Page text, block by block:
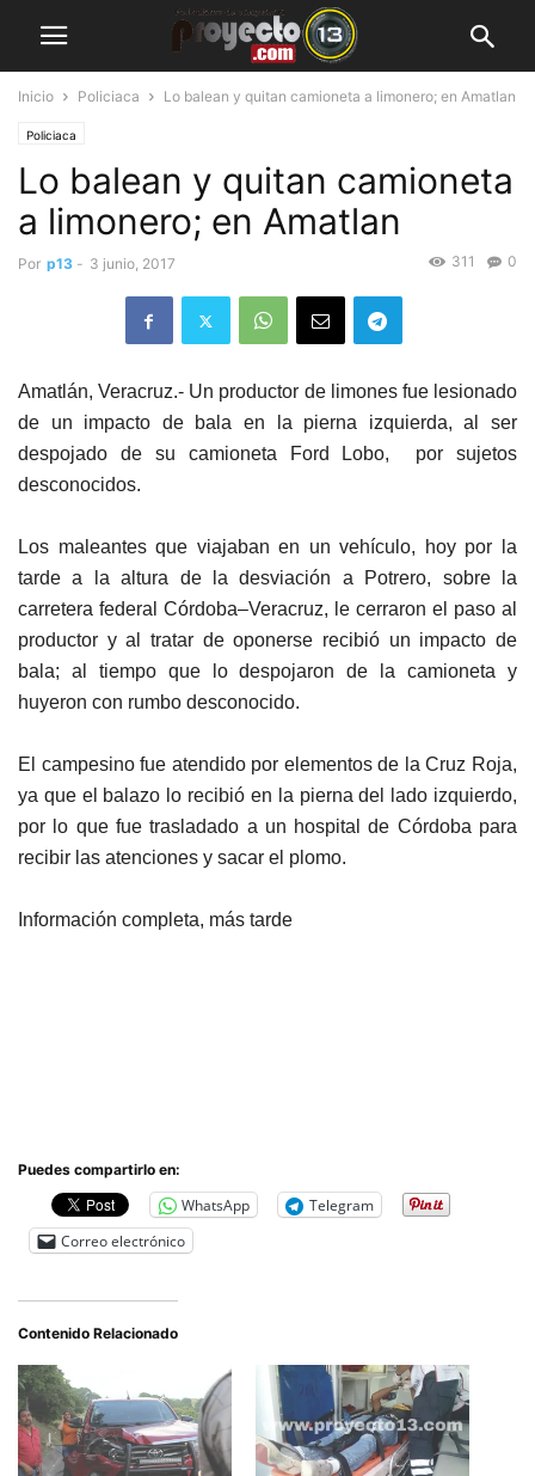
Inicio Policiaca Lo balean y quitan camioneta a limonero; en Amatlan
Policiaca
Lo balean y quitan camioneta
a limonero; en Amatlan
Por p13 - 3 junio, 2017 0
311
Amatlán, Veracruz.- Un productor de limones fue lesionado
de un impacto de bala en la pierna izquierda, al ser
despojado de su camioneta Ford Lobo, por sujetos
desconocidos.
Los maleantes que viajaban en un vehículo, hoy por la
tarde a la altura de la desviación a Potrero, sobre la
carretera federal Córdoba–Veracruz, le cerraron el paso al
productor y al tratar de oponerse recibió un impacto de
bala; al tiempo que lo despojaron de la camioneta y
huyeron con rumbo desconocido.
El campesino fue atendido por elementos de la Cruz Roja,
ya que el balazo lo recibió en la pierna del lado izquierdo,
por lo que fue trasladado a un hospital de Córdoba para
recibir las atenciones y sacar el plomo.
Información completa, más tarde
Puedes compartirlo en:
WhatsApp
Telegram
Correo electrónico
Contenido Relacionado